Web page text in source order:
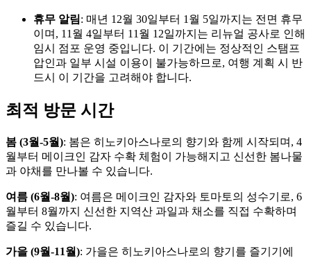
휴무 알림: 매년 12월 30일부터 1월 5일까지는 전면 휴무
이며, 11월 4일부터 11월 12일까지는 리뉴얼 공사로 인해
임시 점포 운영 중입니다. 이 기간에는 정상적인 스탬프
압인과 일부 시설 이용이 불가능하므로, 여행 계획 시 반
드시 이 기간을 고려해야 합니다.
최적 방문 시간
봄 (3월-5월): 봄은 히노키아스나로의 향기와 함께 시작되며, 4
월부터 메이크인 감자 수확 체험이 가능해지고 신선한 봄나물
과 야채를 만나볼 수 있습니다.
여름 (6월-8월): 여름은 메이크인 감자와 토마토의 성수기로, 6
월부터 8월까지 신선한 지역산 과일과 채소를 직접 수확하며
즐길 수 있습니다.
가을 (9월-11월): 가을은 히노키아스나로의 향기를 즐기기에